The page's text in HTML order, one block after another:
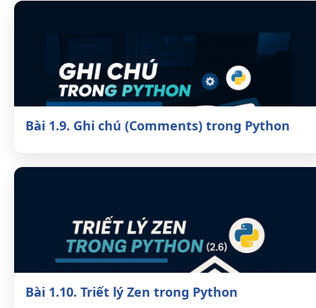
Bài 1.9. Ghi chú (Comments) trong Python
Bài 1.10. Triết lý Zen trong Python